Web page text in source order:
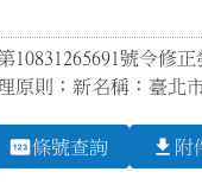
10831265691號令修
原則；新名稱：臺北
pin條號查詢 file_download 附